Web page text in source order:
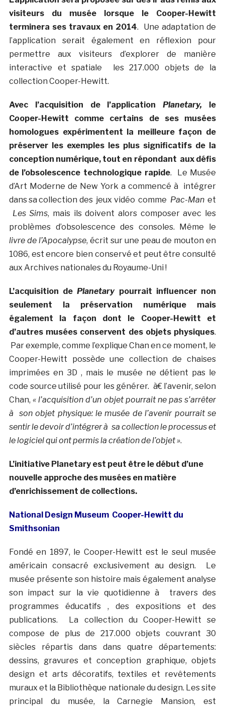
visiteurs du musée lorsque le Cooper-Hewitt
terminera ses travaux en 2014. Une adaptation de
l’application serait également en réflexion pour
permettre aux visiteurs d’explorer de manière
interactive et spatiale les 217.000 objets de la
collection Cooper-Hewitt.
Avec l’acquisition de l’applicationPlanetary,
le
Cooper-Hewitt comme certains de ses musées
homologues expérimentent la meilleure façon de
préserver les exemples les plus significatifs de la
conception numérique, tout en répondant aux défis
de l’obsolescence technologique rapide. Le Musée
d’Art Moderne de New York a commencé à intégrer
dans sa collection des jeux vidéo comme Pac-Manet
Les Sims, mais ils doivent alors composer avec les
problèmes d’obsolescence des consoles. Même le
livre de l’Apocalypse, écrit sur une peau de mouton en
1086, est encore bien conservé et peut être consulté
aux Archives nationales du Royaume-Uni !
L’acquisition dePlanetarypourrait influencer non
seulement la préservation numérique mais
également la façon dont le Cooper-Hewitt et
d’autres musées conservent des objets physiques.
Par exemple, comme l’explique Chan en ce moment, le
Cooper-Hewitt possède une collection de chaises
imprimées en 3D , mais le musée ne détient pas le
code source utilisé pour les générer. à€ l’avenir, selon
Chan,« l’acquisition d’un objet pourrait ne pas s’arrêter
à son objet physique: le musée de l’avenir pourrait se
sentir le devoir d’intégrer à sa collection le processus et
le logiciel qui ont permis la création de l’objet ».
L’initiative Planetary est peut être le début d’une
nouvelle approche des musées en matière
d’enrichissement de collections.
National Design Museum Cooper-Hewitt du
Smithsonian
Fondé en 1897, le Cooper-Hewitt est le seul musée
américain consacré exclusivement au design. Le
musée présente son histoire mais également analyse
son impact sur la vie quotidienne à travers des
programmes éducatifs , des expositions et des
publications. La collection du Cooper-Hewitt se
compose de plus de 217.000 objets couvrant 30
siècles répartis dans dans quatre départements:
dessins, gravures et conception graphique, objets
design et arts décoratifs, textiles et revêtements
muraux et la Bibliothèque nationale du design. Les site
principal du musée, la Carnegie Mansion, est